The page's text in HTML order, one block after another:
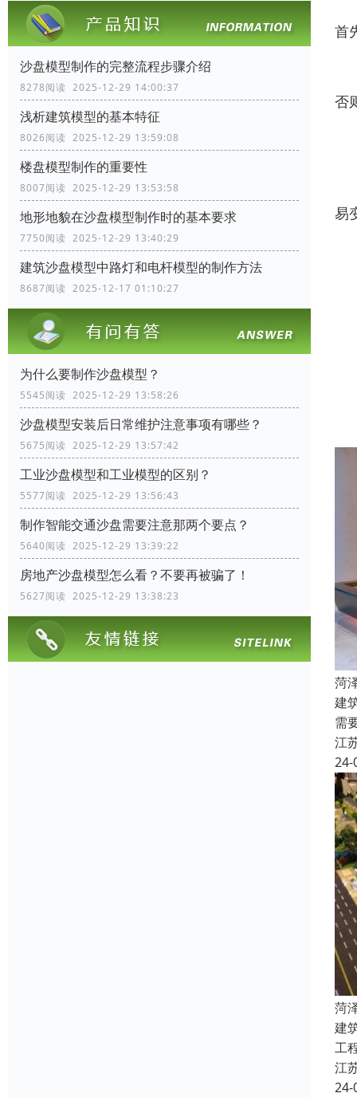
沙盘模型制作的完整流程步骤介绍
8278阅读 2025-12-29 14:00:37
浅析建筑模型的基本特征
8026阅读 2025-12-29 13:59:08
楼盘模型制作的重要性
8007阅读 2025-12-29 13:53:58
地形地貌在沙盘模型制作时的基本要求
7750阅读 2025-12-29 13:40:29
建筑沙盘模型中路灯和电杆模型的制作方法
8687阅读 2025-12-17 01:10:27
为什么要制作沙盘模型？
5545阅读 2025-12-29 13:58:26
沙盘模型安装后日常维护注意事项有哪些？
5675阅读 2025-12-29 13:57:42
工业沙盘模型和工业模型的区别？
5577阅读 2025-12-29 13:56:43
制作智能交通沙盘需要注意那两个要点？
5640阅读 2025-12-29 13:39:22
房地产沙盘模型怎么看？不要再被骗了！
5627阅读 2025-12-29 13:38:23
首
否
易
菏
建
需
江
24-
菏
建
工
江
24-